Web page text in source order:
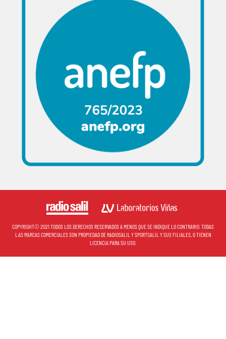
COPYRIGHT© 2021 TODOS LOS DERECHOS RESERVADOS A MENOS QUE SE INDIQUE LO CONTRARIO. TODAS
LAS MARCAS COMERCIALES SON PROPIEDAD DE RADIOSALIL Y SPORTSALIL Y SUS FILIALES, O TIENEN
LICENCIA PARA SU USO.